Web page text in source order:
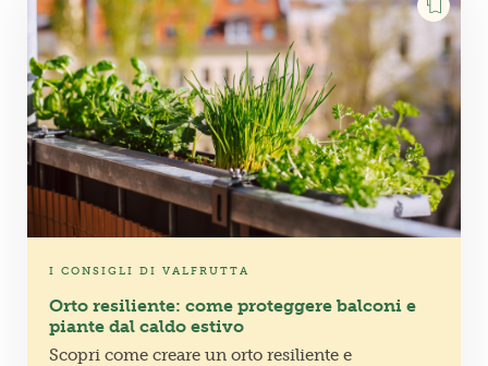
I CONSIGLI DI VALFRUTTA
Orto resiliente: come proteggere balconi e
piante dal caldo estivo
Scopri come creare un orto resiliente e